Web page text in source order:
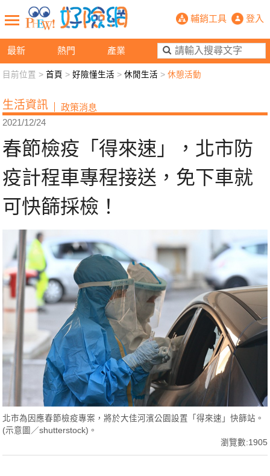
最新 熱門 產業
春節檢疫「得來速」，北市防疫
輔銷工具 登入
新聞觀點 業務交流 好險懂生活
退休先準備 好險學堂 輔銷工具 活動專區
目前位置 >首頁 >好險懂生活 >休閒生活 >休憩活動
生活資訊 政策消息
2021/12/24
春節檢疫「得來速」，北市防
疫計程車專程接送，免下車就
可快篩採檢！
北市為因應春節檢疫專案，將於大佳河濱公園設置「得來速」快篩站。
(示意圖／shutterstock)。
瀏覽數:1905